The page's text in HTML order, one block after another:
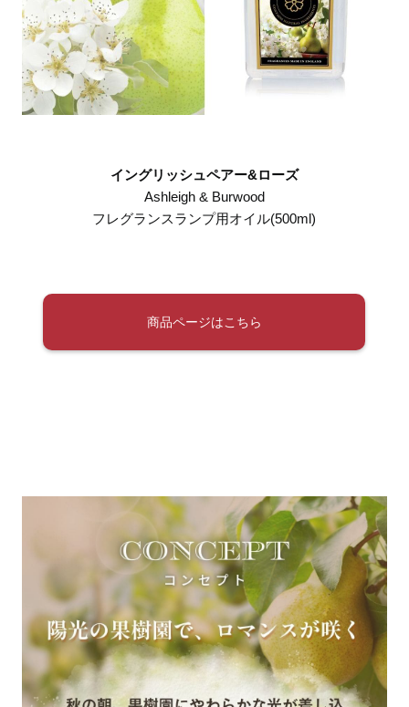
イングリッシュペアー&ローズ
Ashleigh & Burwood
フレグランスランプ用オイル(500ml)
商品ページはこちら